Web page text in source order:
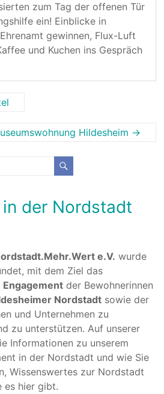
zum Tag der offenen Tür
ein! Einblicke in
gewinnen, Flux-Luft
und Kuchen ins Gespräch
Hildesheim →
der Nordstadt
e.V. wurde
mit dem Ziel das
der Bewohnerinnen
Nordstadt sowie der
und Unternehmen zu
zu unterstützen. Auf unserer
Informationen zu unserem
in der Nordstadt und wie Sie
Wissenswertes zur Nordstadt
es hier gibt.